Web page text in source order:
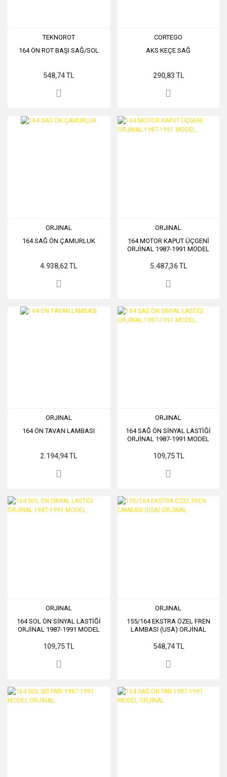
TEKNOROT
164 ÖN ROT BAŞI SAĞ/SOL
548,74 TL
CORTEGO
AKS KEÇE SAĞ
290,83 TL
ORJINAL
164 SAĞ ÖN ÇAMURLUK
4.938,62 TL
ORJINAL
164 MOTOR KAPUT ÜÇGENİ
ORJİNAL 1987-1991 MODEL
5.487,36 TL
ORJINAL
164 ÖN TAVAN LAMBASI
2.194,94 TL
ORJINAL
164 SAĞ ÖN SİNYAL LASTİĞİ
ORJİNAL 1987-1991 MODEL
109,75 TL
ORJINAL
164 SOL ÖN SİNYAL LASTİĞİ
ORJİNAL 1987-1991 MODEL
109,75 TL
ORJINAL
155/164 EKSTRA ÖZEL FREN
LAMBASI (USA) ORJİNAL
548,74 TL